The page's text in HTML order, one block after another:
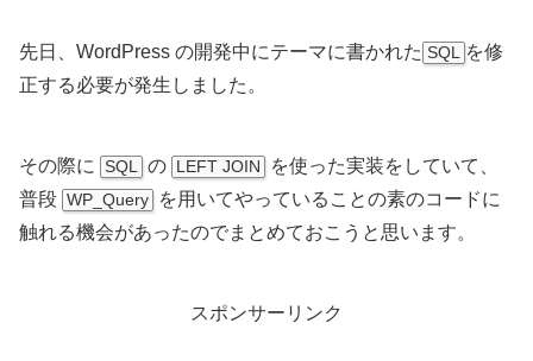
先日、WordPress の開発中にテーマに書かれた SQL
を修
正する必要が発生しました。
その際に SQL の LEFT JOIN
を使った実装をしていて、
普段 WP_Query
を用いてやっていることの素のコードに
触れる機会があったのでまとめておこうと思います。
スポンサーリンク